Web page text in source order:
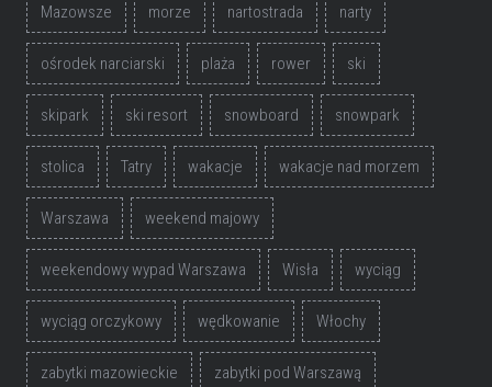
Mazowsze morze nartostrada narty
ośrodek narciarski plaża rower ski
skipark ski resort snowboard snowpark
stolica Tatry wakacje wakacje nad morzem
Warszawa weekend majowy
weekendowy wypad Warszawa Wisła wyciąg
wyciąg orczykowy wędkowanie Włochy
zabytki mazowieckie zabytki pod Warszawą